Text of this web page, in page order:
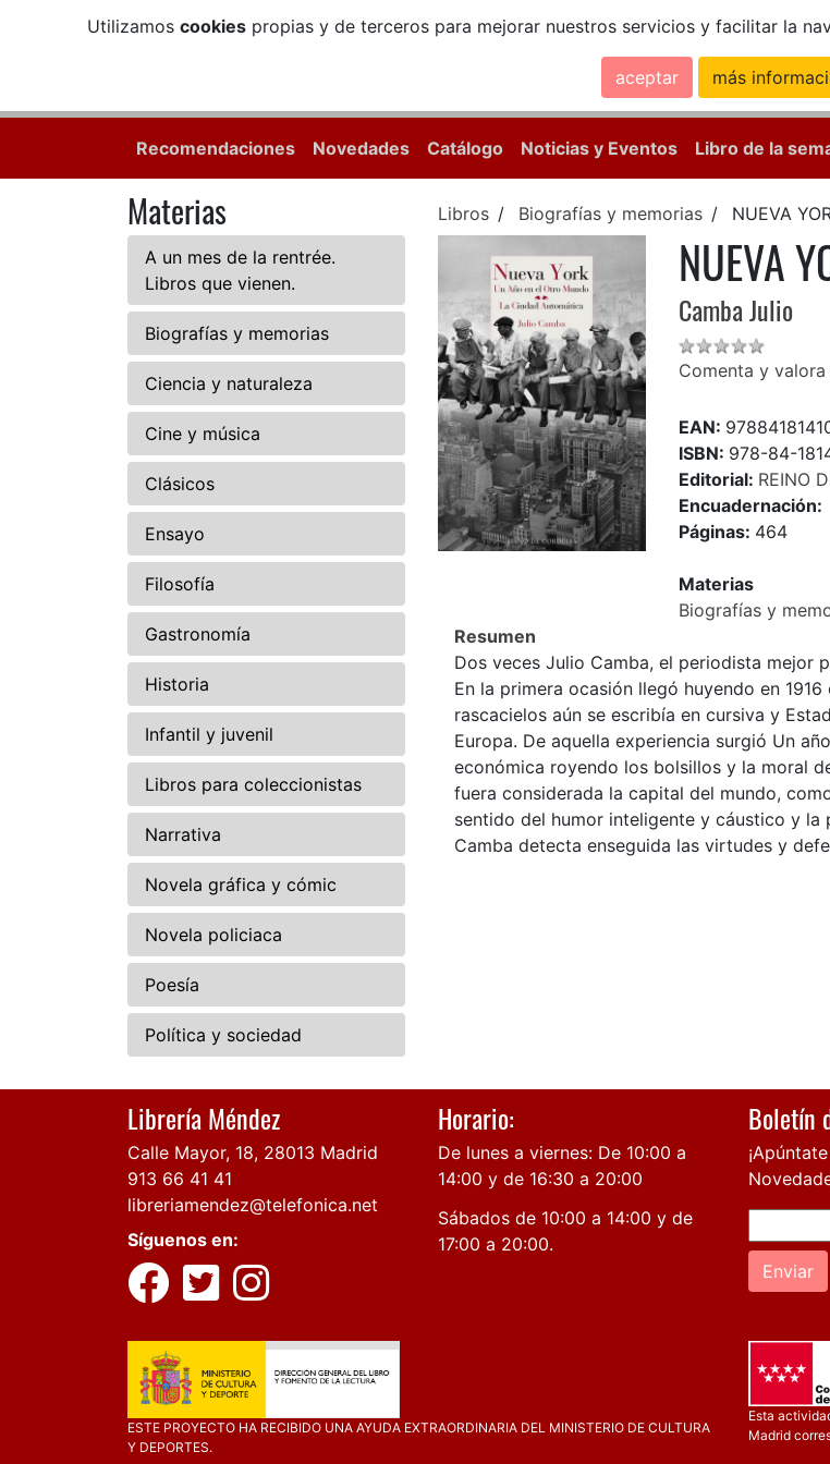
Utilizamos cookiespropias y de terceros para mejorar nuestros servicios y facilitar la
aceptar más
Recomendaciones Novedades Catálogo Noticias y Eventos Libro de la
Materias
A un mes de la rentrée.
Libros que vienen.
Biografías y memorias
Ciencia y naturaleza
Cine y música
Clásicos
Ensayo
Filosofía
Gastronomía
Historia
Infantil y juvenil
Libros para coleccionistas
Narrativa
Novela gráfica y cómic
Novela policiaca
Poesía
Política y sociedad
Libros Biografías y memorias NUEVA
NUEVA
Camba Julio
Comenta y
EAN:
ISBN: 978-84-
Editorial: REINO
Encuadernación:
Páginas: 464
Materias
Biografías y
Resumen
Dos veces Julio Camba, el periodista mejor
En la primera ocasión llegó huyendo en
rascacielos aún se escribía en cursiva y
Europa. De aquella experiencia surgió Un
económica royendo los bolsillos y la moral
fuera considerada la capital del mundo,
sentido del humor inteligente y cáustico y la
Camba detecta enseguida las virtudes y
Librería Méndez
Calle Mayor, 18, 28013 Madrid
913 66 41 41
libreriamendez@telefonica.net
Síguenos en:
Horario:
De lunes a viernes: De 10:00 a
14:00 y de 16:30 a 20:00
Sábados de 10:00 a 14:00 y de
17:00 a 20:00.
Boletín
Enviar
ESTE PROYECTO HA RECIBIDO UNA AYUDA EXTRAORDINARIA DEL MINISTERIO DE CULTURA
Y DEPORTES.
Esta
Madrid